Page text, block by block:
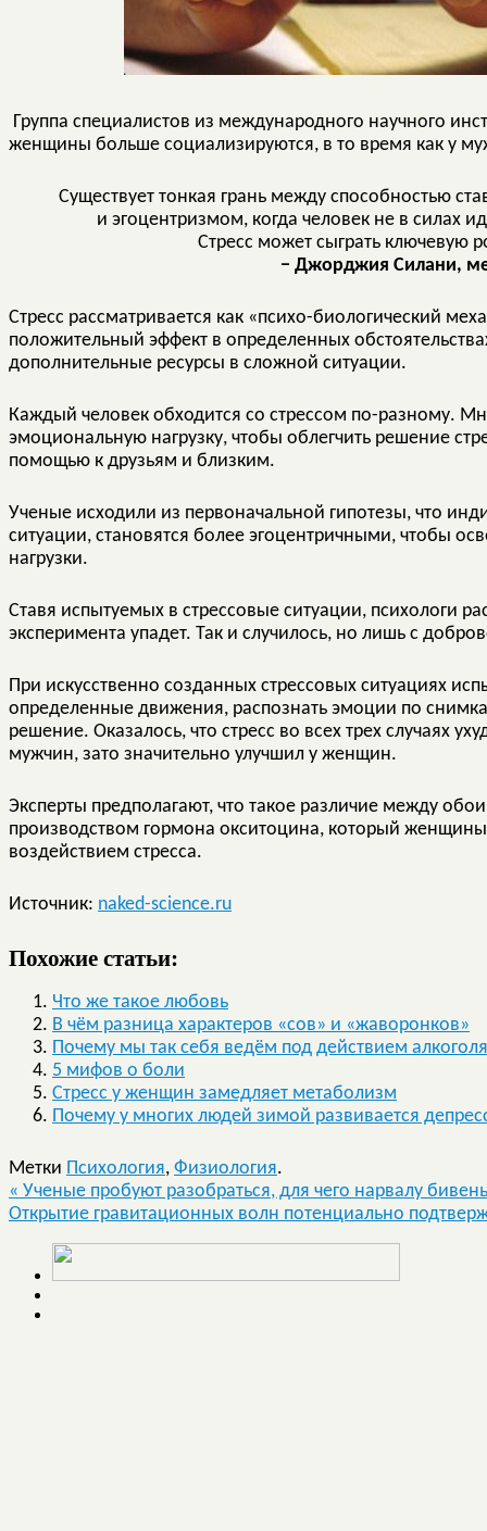
Группа специалистов из международного научного
женщины больше социализируются, в то время как у
Существует тонкая грань между способностью
и эгоцентризмом, когда человек не в силах
Стресс может сыграть
− Джорджия Силани,
Стресс рассматривается как «психо-биологический
положительный эффект в определенных
дополнительные ресурсы в сложной ситуации.
Каждый человек обходится со стрессом по-разному.
эмоциональную нагрузку, чтобы облегчить решение
помощью к друзьям и близким.
Ученые исходили из первоначальной гипотезы, что
ситуации, становятся более эгоцентричными, чтобы
нагрузки.
Ставя испытуемых в стрессовые ситуации, психологи
эксперимента упадет. Так и случилось, но лишь с
При искусственно созданных стрессовых ситуациях
определенные движения, распознать эмоции по
решение. Оказалось, что стресс во всех трех случаях
мужчин, зато значительно улучшил у женщин.
Эксперты предполагают, что такое различие между
производством гормона окситоцина, который
воздействием стресса.
Источник: naked-science.ru
Похожие статьи:
Что же такое любовь
В чём разница характеров «сов» и «жаворонков»
Почему мы так себя ведём под действием алкоголя
5 мифов о боли
Стресс у женщин замедляет метаболизм
Почему у многих людей зимой развивается
Метки Психология, Физиология.
« Ученые пробуют разобраться, для чего нарвалу бивень
Открытие гравитационных волн потенциально